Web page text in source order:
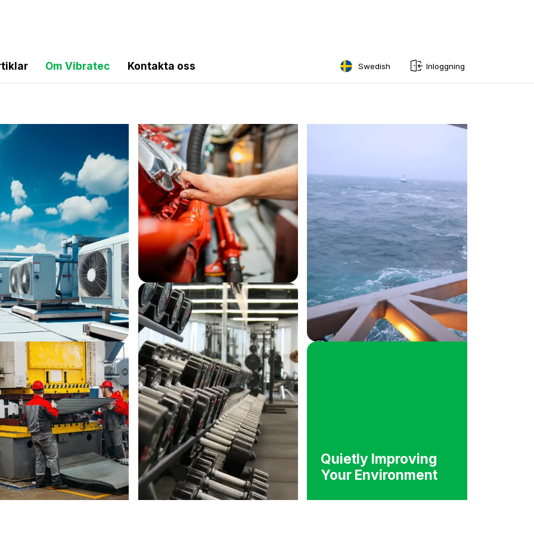
Om Vibratec Kontakta oss Swedish
Estonian
Finnish
Danish
Inloggning
Quietly Improving
Your Environment